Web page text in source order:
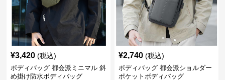
¥3,420 (税込)
ボディバッグ 都会派ミニマル 斜
め掛け防水ボディバッグ
¥2,740 (税込)
ボディバッグ 都会派ショルダー
ポケットボディバッグ